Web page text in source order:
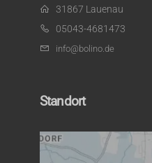
31867 Lauenau
05043-4681473
info@bolino.de
Standort